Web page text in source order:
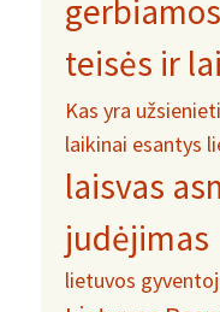
teisės ir
Kas yra
laikinai esantys
laisvas
judėjimas
lietuvos